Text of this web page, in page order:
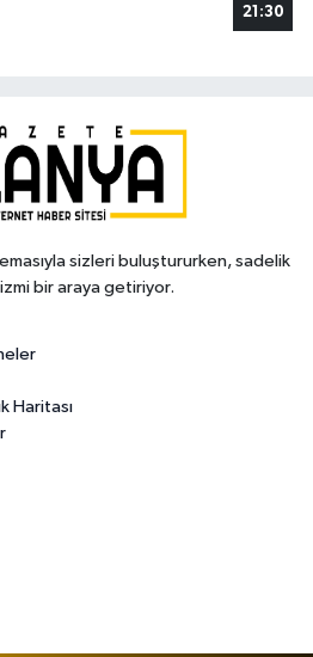
21:30
sizleri buluştururken, sadelik
bir araya getiriyor.
Haritası